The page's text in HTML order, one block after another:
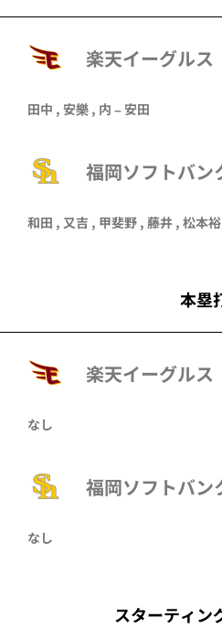
楽天イーグルス
田中 , 安樂 , 内 –安田
福岡ソフトバン
和田 , 又吉 , 甲斐野 , 藤井 , 松本裕
本塁
楽天イーグルス
なし
福岡ソフトバン
なし
スターティン